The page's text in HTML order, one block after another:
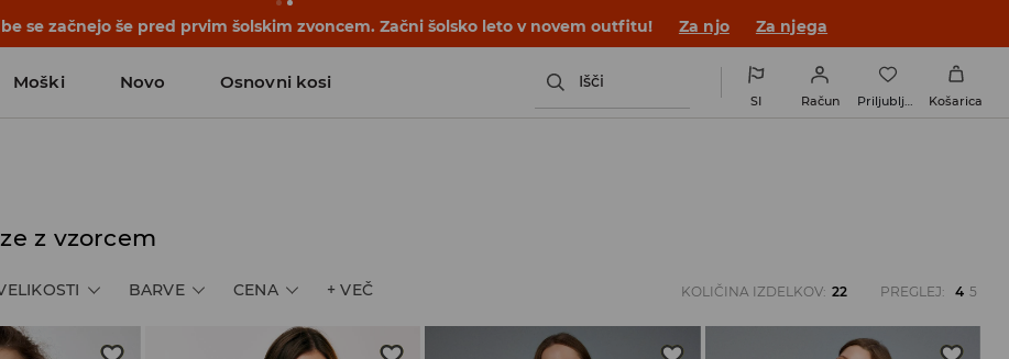
se začnejo še pred prvim šolskim zvoncem. Začni šolsko leto v novem outfitu! Za njo Za njega
Moški Novo Osnovni kosi Išči
SI Račun Priljubljene Košarica
z vzorcem
BARVE CENA +VEČ KOLIČINA IZDELKOV: 22 PREGLEJ: 4 5